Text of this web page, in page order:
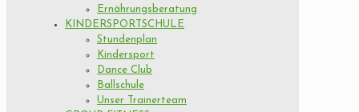
Ernährungsberatung
KINDERSPORTSCHULE
Stundenplan
Kindersport
Dance Club
Ballschule
Unser Trainerteam